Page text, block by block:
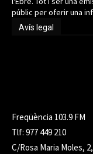
públic per oferir una
Avís legal
Freqüència 103.9 FM
Tlf: 977 449 210
C/Rosa Maria Moles,